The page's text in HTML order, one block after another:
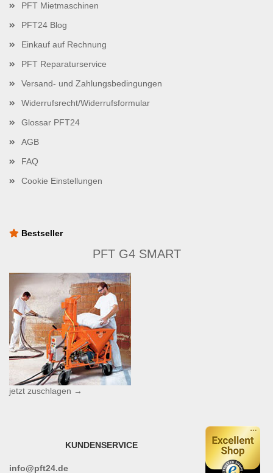
PFT Mietmaschinen
PFT24 Blog
Einkauf auf Rechnung
PFT Reparaturservice
Versand- und Zahlungsbedingungen
Widerrufsrecht/Widerrufsformular
Glossar PFT24
AGB
FAQ
Cookie Einstellungen
Bestseller
PFT G4 SMART
jetzt zuschlagen →
KUNDENSERVICE
info@pft24.de